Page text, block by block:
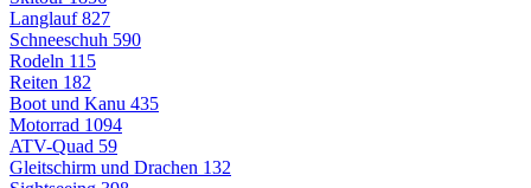
Langlauf827
Schneeschuh 590
Rodeln 115
Reiten 182
Boot und Kanu 435
Motorrad 1094
ATV-Quad 59
Gleitschirm und Drachen 132